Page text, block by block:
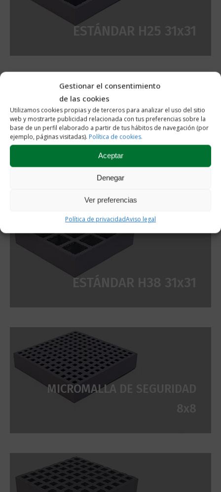
Gestionar el consentimiento
de las cookies
Utilizamos cookies propias y de terceros para analizar el uso del sitio
web y mostrarte publicidad relacionada con tus preferencias sobre la
base de un perfil elaborado a partir de tus hábitos de navegación (por
ejemplo, páginas visitadas). Política de cookies.
Aceptar
Denegar
Ver preferencias
Política de privacidadAviso legal
ESTÁNDAR H25 31x31
ESTÁNDAR H30 31x31
ESTÁNDAR H38 31x31
MICROMALLA DE SEGURIDAD